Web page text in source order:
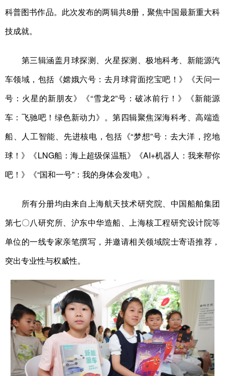
科普图书作品。此次发布的两辑共8册，聚焦中国最新重大科
技成就。
第三辑涵盖月球探测、火星探测、极地科考、新能源汽
车领域，包括《嫦娥六号：去月球背面挖宝吧！》《天问一
号：火星的新朋友》《“雪龙2”号：破冰前行！》《新能源
车：飞驰吧！绿色新动力》。第四辑聚焦深海科考、高端造
船、人工智能、先进核电，包括《“梦想”号：去大洋，挖地
球！》《LNG船：海上超级保温瓶》《AI+机器人：我来帮你
吧！》《“国和一号”：我的身体会发电》。
所有分册均由来自上海航天技术研究院、中国船舶集团
第七〇八研究所、沪东中华造船、上海核工程研究设计院等
单位的一线专家亲笔撰写，并邀请相关领域院士寄语推荐，
突出专业性与权威性。